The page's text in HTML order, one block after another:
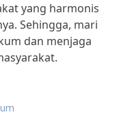
yang harmonis
Sehingga, mari
dan menjaga